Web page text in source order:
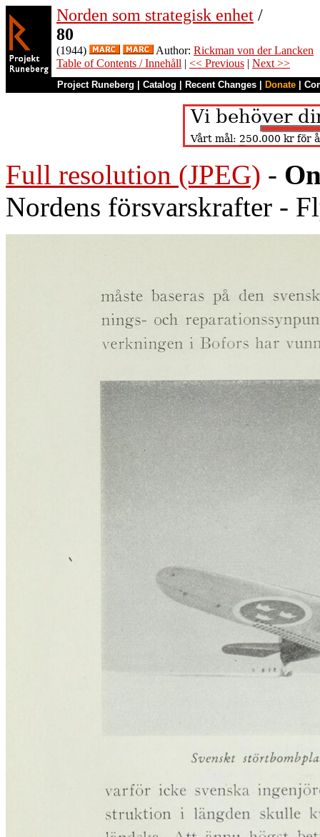
Norden som strategisk enhet /
80
(1944) Author: Rickman von der Lancken
Table of Contents / Innehåll | << Previous | Next >>
Project Runeberg Catalog Recent Changes Donate
Full resolution (JPEG) -
Nordens försvarskrafter -